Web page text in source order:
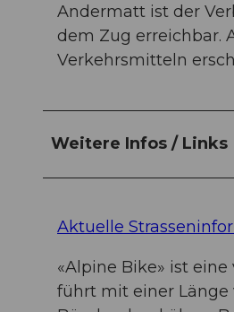
Andermatt ist der
dem Zug erreichbar.
Verkehrsmitteln
Weitere Infos / Links
Aktuelle
«Alpine Bike» ist
führt mit einer Länge